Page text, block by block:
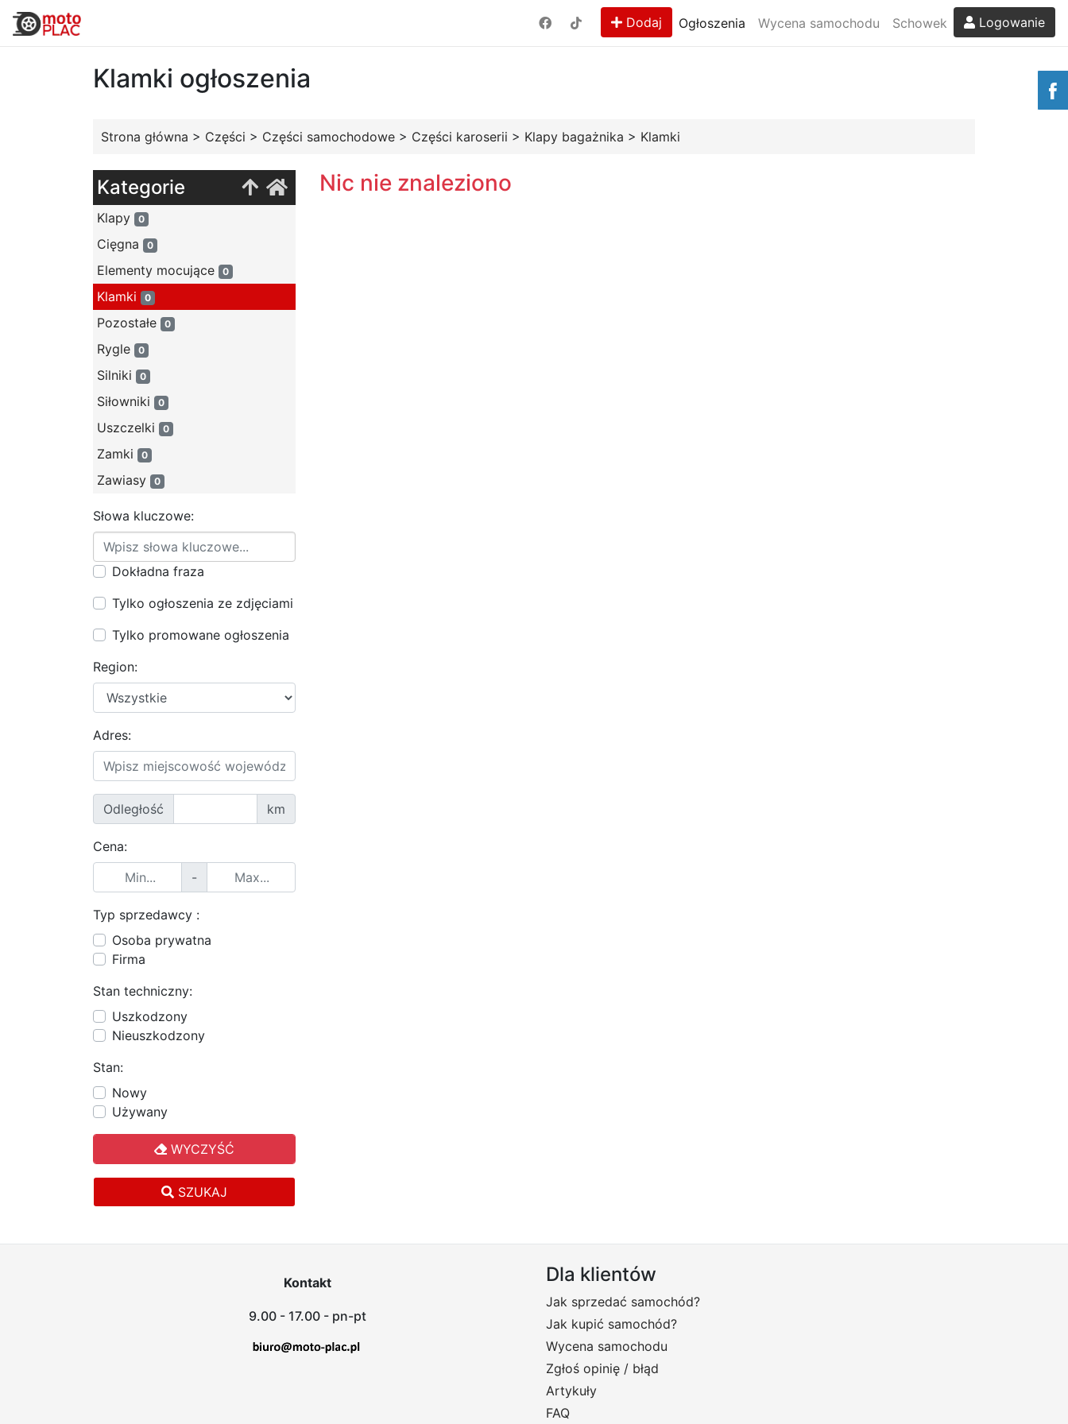
Dodaj Ogłoszenia Wycena samochodu Schowek Logowanie
Klamki ogłoszenia
Strona główna > Części > Części samochodowe > Części karoserii > Klapy bagażnika > Klamki
Kategorie
Klapy 0
Cięgna 0
Elementy mocujące 0
Klamki 0
Pozostałe 0
Rygle 0
Silniki 0
Siłowniki 0
Uszczelki 0
Zamki 0
Zawiasy 0
Słowa kluczowe:
Dokładna fraza
Tylko ogłoszenia ze zdjęciami
Tylko promowane ogłoszenia
Region:
Adres:
Odległość km
Cena:
-
Typ sprzedawcy :
Osoba prywatna
Firma
Stan techniczny:
Uszkodzony
Nieuszkodzony
Stan:
Nowy
Używany
WYCZYŚĆ
SZUKAJ
Nic nie znaleziono
Kontakt
9.00 - 17.00 - pn-pt
Dla klientów
Jak sprzedać samochód?
Jak kupić samochód?
Wycena samochodu
Zgłoś opinię / błąd
Artykuły
FAQ